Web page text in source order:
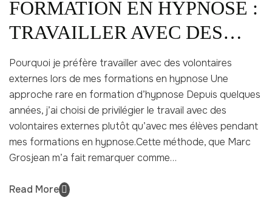
FORMATION EN HYPNOSE :
TRAVAILLER AVEC DES
CLIENTS
Pourquoi je préfère travailler avec des volontaires
externes lors de mes formations en hypnose Une
approche rare en formation d’hypnose Depuis quelques
années, j’ai choisi de privilégier le travail avec des
volontaires externes plutôt qu’avec mes élèves pendant
mes formations en hypnose.Cette méthode, que Marc
Grosjean m’a fait remarquer comme…
Read More